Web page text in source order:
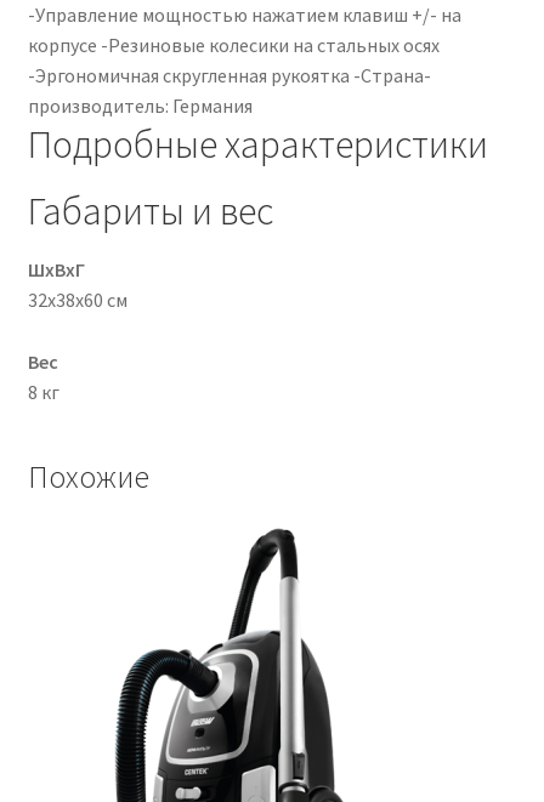
-Управление мощностью нажатием клавиш +/- на
корпусе -Резиновые колесики на стальных осях
-Эргономичная скругленная рукоятка -Страна-
производитель: Германия
Подробные характеристики
Габариты и вес
ШхВхГ
32x38x60 см
Вес
8 кг
Похожие